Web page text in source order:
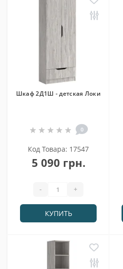
Шкаф 2Д1Ш - детская Локи
0
Код Товара: 17547
5 090 грн.
- +
КУПИТЬ